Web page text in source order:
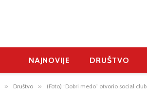
NAJNOVIJE DRUŠTVO
» Društvo » (Foto) “Dobri medo” otvorio social club